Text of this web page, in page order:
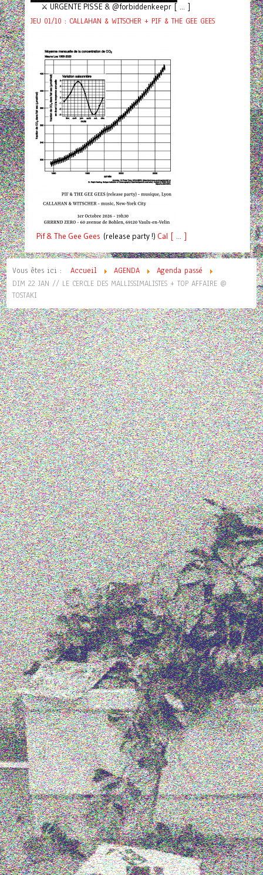
⚔️ URGENTE PISSE & @forbiddenkeepr [ ... ]
JEU 01/10 : CALLAHAN & WITSCHER + PIF & THE GEE GEES
Pif& The Gee Gees (release party !) Cal [ ... ]
Vous êtes ici : Accueil AGENDA
Agenda passé
DIM 22 JAN // LE CERCLE DES MALLISSIMALISTES + TOP AFFAIRE @
TOSTAKI